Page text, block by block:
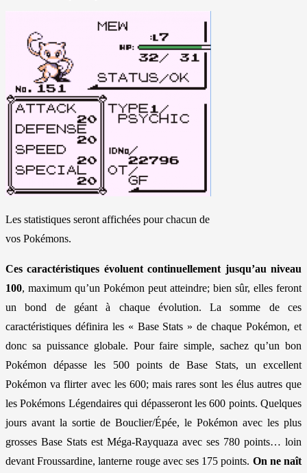
Les statistiques seront affichées pour chacun de
vos Pokémons.
Ces caractéristiques évoluent continuellement jusqu’au niveau
100, maximum qu’un Pokémon peut atteindre; bien sûr, elles feront
un bond de géant à chaque évolution. La somme de ces
caractéristiques définira les « Base Stats » de chaque Pokémon, et
donc sa puissance globale. Pour faire simple, sachez qu’un bon
Pokémon dépasse les 500 points de Base Stats, un excellent
Pokémon va flirter avec les 600; mais rares sont les élus autres que
les Pokémons Légendaires qui dépasseront les 600 points. Quelques
jours avant la sortie de Bouclier/Épée, le Pokémon avec les plus
grosses Base Stats est Méga-Rayquaza avec ses 780 points… loin
devant Froussardine, lanterne rouge avec ses 175 points. On ne naît